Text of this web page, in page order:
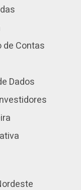
de Contas
Dados